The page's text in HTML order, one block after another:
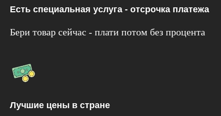
Есть специальная услуга - отсрочка платежа
Бери товар сейчас - плати потом без процента
Лучшие цены в стране